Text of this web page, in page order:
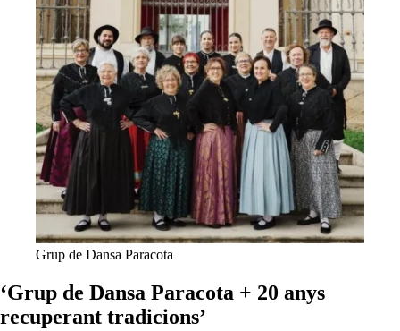
Grup de Dansa Paracota
‘Grup de Dansa Paracota + 20 anys
recuperant tradicions’